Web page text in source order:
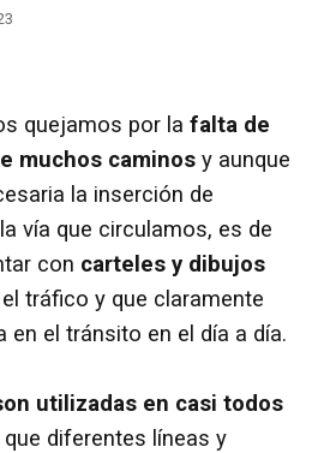
quejamos por la falta de
muchos caminos y aunque
la inserción de
vía que circulamos, es de
con carteles y dibujos
tráfico y que claramente
el tránsito en el día a día.
utilizadas en casi todos
que diferentes líneas y